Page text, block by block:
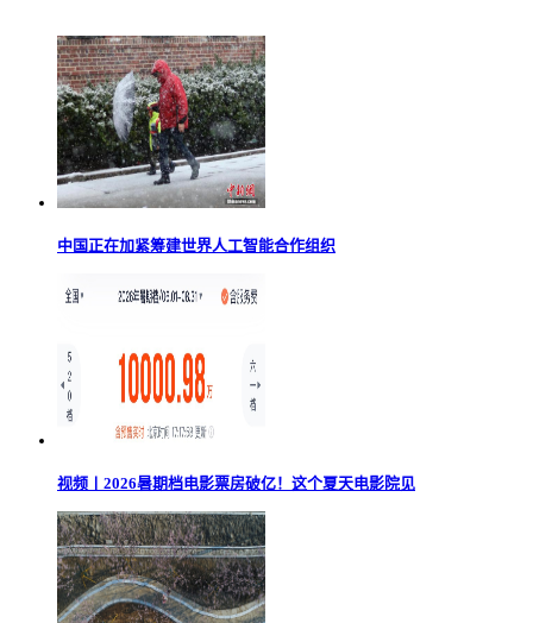
中国正在加紧筹建世界人工智能合作组织
视频丨2026暑期档电影票房破亿！这个夏天电影院见